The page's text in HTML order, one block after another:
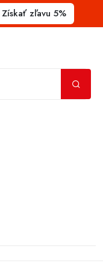
Získať zľavu 5%